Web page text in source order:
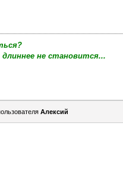
не становится...
Алексий